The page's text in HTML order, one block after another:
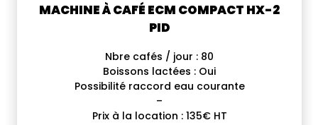
MACHINE À CAFÉ ECM COMPACT HX-2
PID
Nbre cafés / jour : 80
Boissons lactées : Oui
Possibilité raccord eau courante
–
Prix à la location : 135€ HT